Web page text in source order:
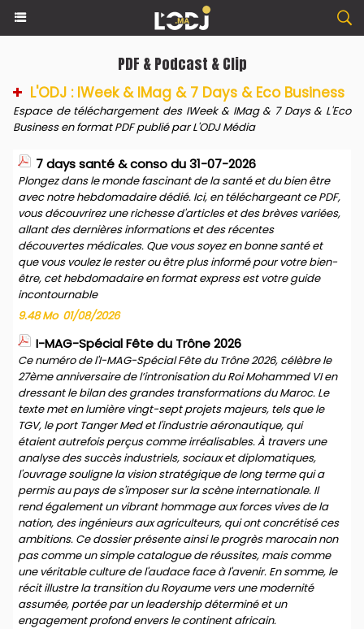
PDF & Podcast & Clip
L'ODJ : IWeek & IMag & 7 Days & Eco Business
Espace de téléchargement des IWeek & IMag & 7 Days & L'Eco
Business en format PDF publié par L'ODJ Média
7 days santé & conso du 31-07-2026
Plongez dans le monde fascinant de la santé et du bien être
avec notre hebdomadaire dédié. Ici, en téléchargeant ce PDF,
vous découvrirez une richesse d'articles et des brèves variées,
allant des dernières informations et des récentes
découvertes médicales. Que vous soyez en bonne santé et
que vous voulez le rester ou être plus informé pour votre bien-
être, cet hebdomadaire en format express est votre guide
incontournable
9.48 Mo 01/08/2026
I-MAG-Spécial Fête du Trône 2026
Ce numéro de l'I-MAG-Spécial Fête du Trône 2026, célèbre le
27ème anniversaire de l’intronisation du Roi Mohammed VI en
dressant le bilan des grandes transformations du Maroc. Le
texte met en lumière vingt-sept projets majeurs, tels que le
TGV, le port Tanger Med et l'industrie aéronautique, qui
étaient autrefois perçus comme irréalisables. À travers une
analyse des succès industriels, sociaux et diplomatiques,
l'ouvrage souligne la vision stratégique de long terme qui a
permis au pays de s'imposer sur la scène internationale. Il
rend également un vibrant hommage aux forces vives de la
nation, des ingénieurs aux agriculteurs, qui ont concrétisé ces
ambitions. Ce dossier présente ainsi le progrès marocain non
pas comme un simple catalogue de réussites, mais comme
une véritable culture de l'audace face à l'avenir. En somme, le
récit illustre la transition du Royaume vers une modernité
assumée, portée par un leadership déterminé et un
engagement profond envers le continent africain.